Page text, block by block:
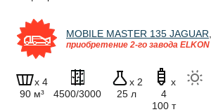
MOBILE MASTER 135 JAGUAR
приобретение 2-го завода ELKON
x 4
90 м³
4500/3000
x 2
25 л
x
4
100 т